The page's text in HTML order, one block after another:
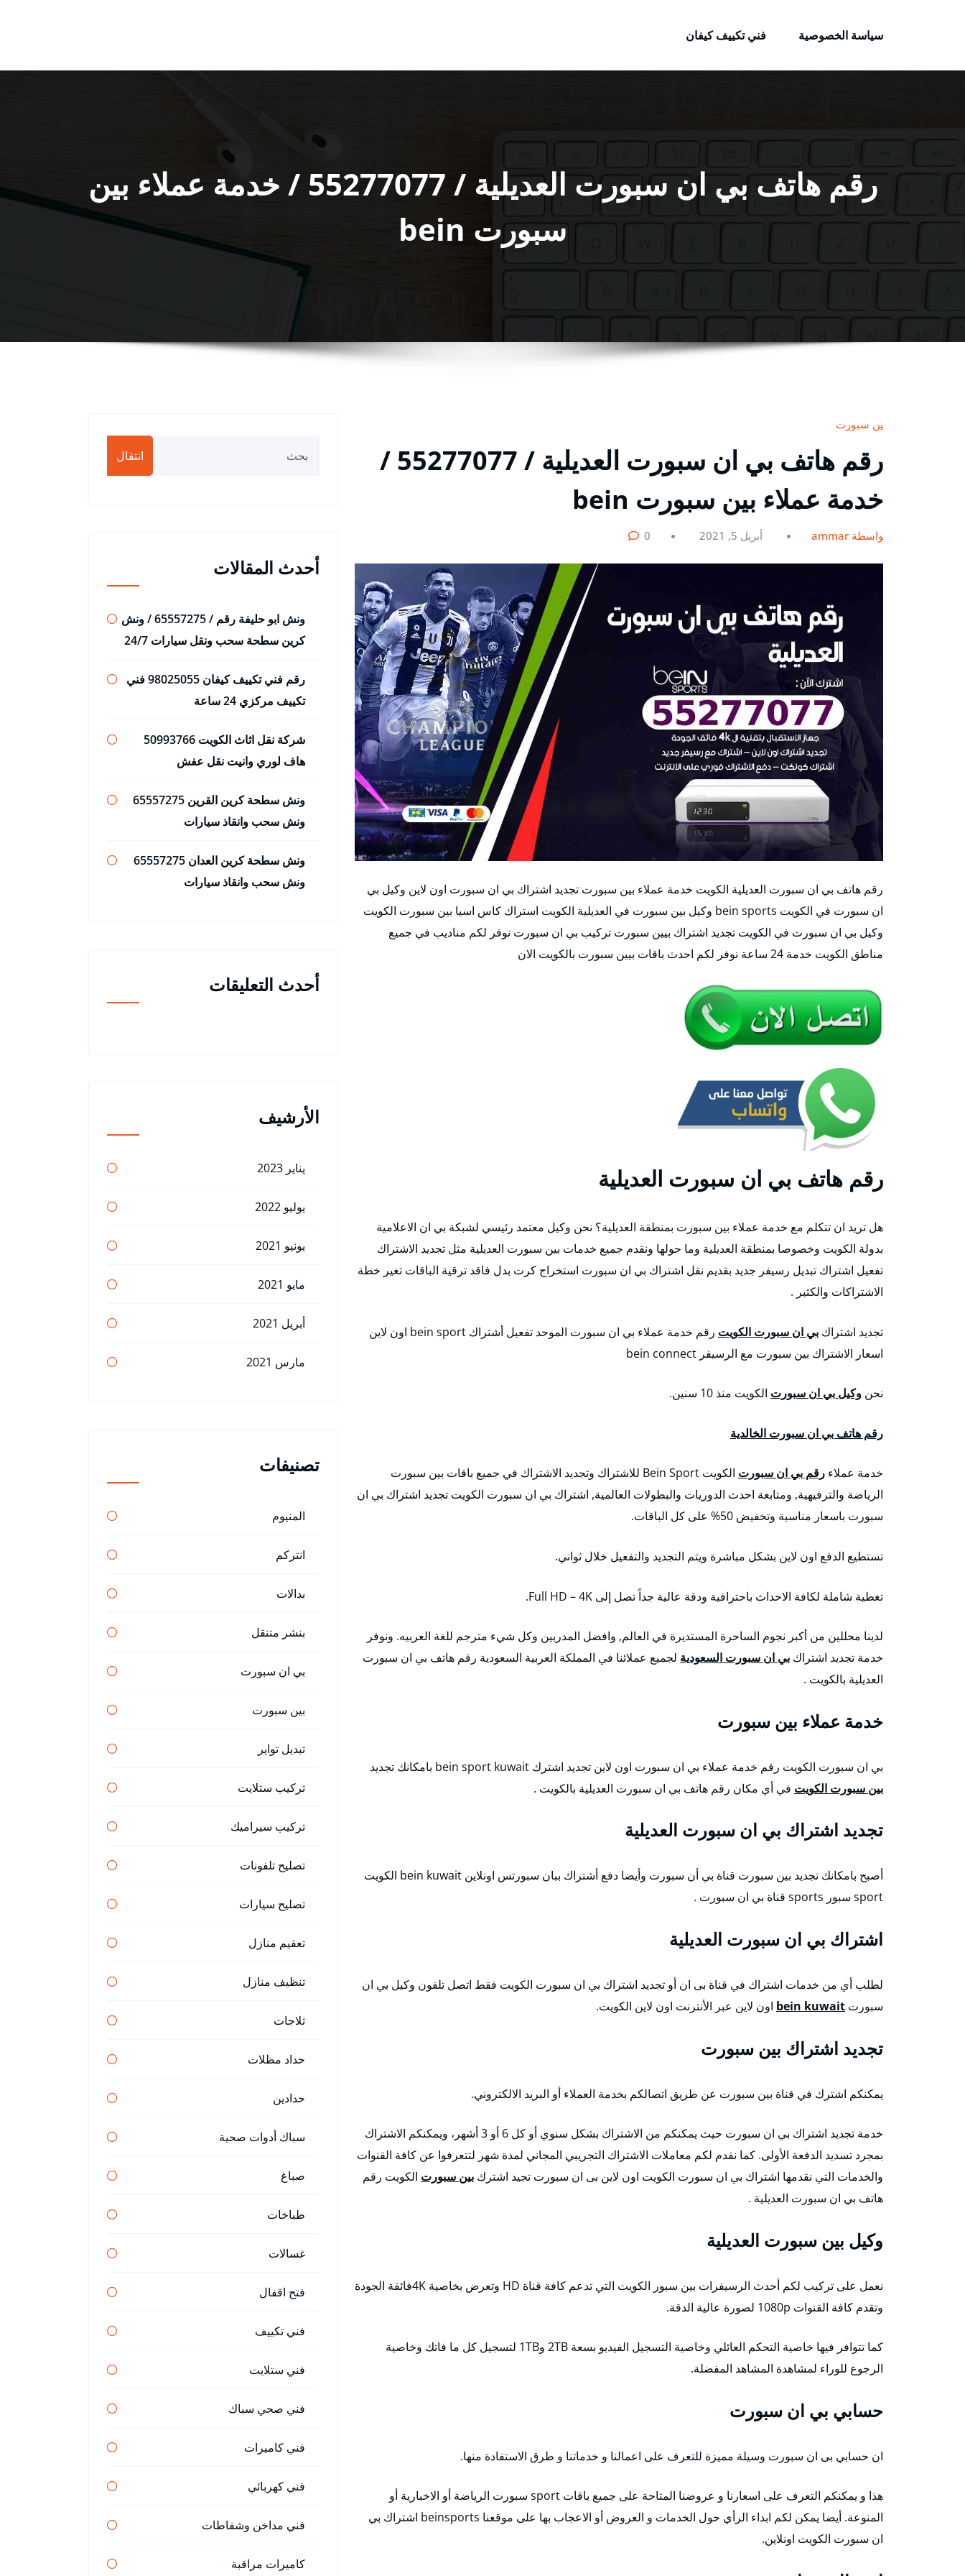
سياسة الخصوصية
فني تكييف كيفان
رقم هاتف بي ان سبورت العديلية / 55277077 / خدمة عملاء بين
سبورت bein
بين سبورت
رقم هاتف بي ان سبورت العديلية / 55277077 /
خدمة عملاء بين سبورت bein
بواسطة ammar أبريل 5, 2021 0
رقم هاتف بي ان سبورت العديلية الكويت خدمة عملاء بين سبورت تجديد اشتراك بي ان سبورت اون لاين وكيل بي
ان سبورت في الكويت bein sports وكيل بين سبورت في العديلية الكويت استراك كاس اسيا بين سبورت الكويت
وكيل بي ان سبورت في الكويت تجديد اشتراك بيين سبورت تركيب بي ان سبورت نوفر لكم مناديب في جميع
مناطق الكويت خدمة 24 ساعة نوفر لكم احدث باقات بيين سبورت بالكويت الان
رقم هاتف بي ان سبورت العديلية
هل تريد ان تتكلم مع خدمة عملاء بين سبورت بمنطقة العديلية؟ نحن وكيل معتمد رئيسي لشبكة بي ان الاعلامية
بدولة الكويت وخصوصا بمنطقة العديلية وما حولها ونقدم جميع خدمات بين سبورت العديلية مثل تجديد الاشتراك
تفعيل اشتراك تبديل رسيفر جديد بقديم نقل اشتراك بي ان سبورت استخراج كرت بدل فاقد ترقية الباقات تغير خطة
الاشتراكات والكثير .
تجديد اشتراك بي ان سبورت الكويت
رقم خدمة عملاء بي ان سبورت الموحد تفعيل أشتراك bein sport اون لاين
اسعار الاشتراك بين سبورت مع الرسيفر bein connect
نحن وكيل بي ان سبورت الكويت منذ 10 سنين.
رقم هاتف بي ان سبورت الخالدية
خدمة عملاء رقم بي ان سبورت
الكويت Bein Sport للاشتراك وتجديد الاشتراك في جميع باقات بين سبورت
الرياضة والترفيهية, ومتابعة احدث الدوريات والبطولات العالمية, اشتراك بي ان سبورت الكويت تجديد اشتراك بي ان
سبورت باسعار مناسبة وتخفيض 50% على كل الباقات.
تستطيع الدفع اون لاين بشكل مباشرة ويتم التجديد والتفعيل خلال ثواني.
تغطية شاملة لكافة الاحداث باحترافية ودقة عالية جداً تصل إلى Full HD – 4K.
لدينا محللين من أكبر نجوم الساحرة المستديرة في العالم, وافضل المدربين وكل شيء مترجم للغة العربيه. ونوفر
خدمة تجديد اشتراك بي ان سبورت السعودية لجميع عملائنا في المملكة العربية السعودية رقم هاتف بي ان سبورت
العديلية بالكويت .
خدمة عملاء بين سبورت
بي ان سبورت الكويت رقم خدمة عملاء بي ان سبورت اون لاين تجديد اشترك bein sport kuwait بامكانك تجديد
بين سبورت الكويت في أي مكان رقم هاتف بي ان سبورت العديلية بالكويت .
تجديد اشتراك بي ان سبورت العديلية
أصبح بامكانك تجديد بين سبورت قناة بي أن سبورت وأيضا دفع أشتراك ببان سبورتس اونلاين bein kuwait الكويت
sport سبور sports قناة بي ان سبورت .
اشتراك بي ان سبورت العديلية
لطلب أي من خدمات اشتراك في قناة بى ان أو تجديد اشتراك بي ان سبورت الكويت فقط اتصل تلفون وكيل بي ان
سبورت bein kuwait اون لاين عبر الأنترنت اون لاين الكويت.
تجديد اشتراك بين سبورت
يمكنكم اشترك في قناة بين سبورت عن طريق اتصالكم بخدمة العملاء أو البريد الالكتروني.
خدمة تجديد اشتراك بي ان سبورت حيث يمكنكم من الاشتراك بشكل سنوي أو كل 6 أو 3 أشهر، ويمكنكم الاشتراك
بمجرد تسديد الدفعة الأولى. كما نقدم لكم معاملات الاشتراك التجريبي المجاني لمدة شهر لتتعرفوا عن كافة القنوات
والخدمات التي نقدمها اشتراك بي ان سبورت الكويت اون لاين بى ان سبورت تجيد اشترك بين سبورت الكويت رقم
هاتف بي ان سبورت العديلية .
وكيل بين سبورت العديلية
نعمل على تركيب لكم أحدث الرسيفرات بين سبور الكويت التي تدعم كافة قناة HD وتعرض بخاصية 4Kفائقة الجودة
وتقدم كافة القنوات 1080p لصورة عالية الدقة.
كما تتوافر فيها خاصية التحكم العائلي وخاصية التسجيل الفيديو بسعة 2TB و1TB لتسجيل كل ما فاتك وخاصية
الرجوع للوراء لمشاهدة المشاهد المفضلة.
حسابي بي ان سبورت
ان حسابي بى ان سبورت وسيلة مميزة للتعرف على اعمالنا و خدماتنا و طرق الاستفادة منها.
هذا و يمكنكم التعرف على اسعارنا و عروضنا المتاحة على جميع باقات sport سبورت الرياضة أو الاخبارية أو
المنوعة. أيضا يمكن لكم ابداء الرأي حول الخدمات و العروض أو الاعجاب بها على موقعنا beinsports اشتراك بي
ان سبورت الكويت اونلاين.
انتقال
أحدث المقالات
ونش ابو حليفة رقم / 65557275 / ونش
كرين سطحة سحب ونقل سيارات 24/7
رقم فني تكييف كيفان 98025055 فني
تكييف مركزي 24 ساعة
شركة نقل اثاث الكويت 50993766
هاف لوري وانيت نقل عفش
ونش سطحة كرين القرين 65557275
ونش سحب وانقاذ سيارات
ونش سطحة كرين العدان 65557275
ونش سحب وانقاذ سيارات
أحدث التعليقات
الأرشيف
يناير 2023
يوليو 2022
يونيو 2021
مايو 2021
أبريل 2021
مارس 2021
تصنيفات
المنيوم
انتركم
بدالات
بنشر متنقل
بي ان سبورت
بين سبورت
تبديل تواير
تركيب ستلايت
تركيب سيراميك
تصليح تلفونات
تصليح سيارات
تعقيم منازل
تنظيف منازل
ثلاجات
حداد مظلات
حدادين
سباك أدوات صحية
صباغ
طباخات
غسالات
فتح اقفال
فني تكييف
فني ستلايت
فني صحي سباك
فني كاميرات
فني كهربائي
فني مداخن وشفاطات
كاميرات مراقبة